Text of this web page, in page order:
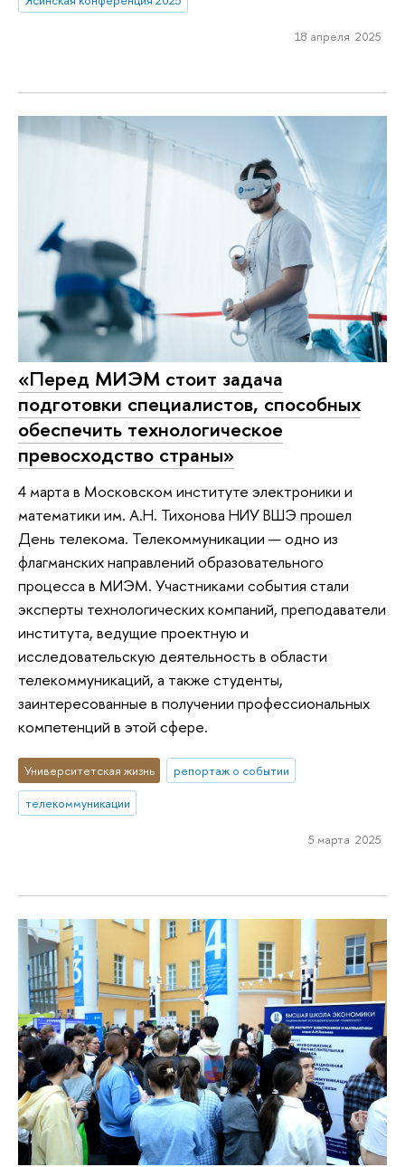
18 апреля 2025
«Перед МИЭМ стоит задача
подготовки специалистов, способных
обеспечить технологическое
превосходство страны»
4 марта в Московском институте электроники и
математики им. А.Н. Тихонова НИУ ВШЭ прошел
День телекома. Телекоммуникации — одно из
флагманских направлений образовательного
процесса в МИЭМ. Участниками события стали
эксперты технологических компаний, преподаватели
института, ведущие проектную и
исследовательскую деятельность в области
телекоммуникаций, а также студенты,
заинтересованные в получении профессиональных
компетенций в этой сфере.
Университетская жизнь
репортаж о событии
телекоммуникации
5 марта 2025